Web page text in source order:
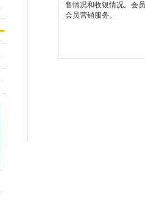
售情况和收银情况。会
会员营销服务。